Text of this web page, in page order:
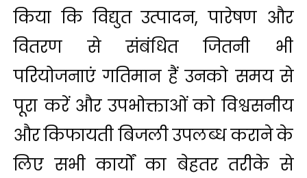
किया कि विद्युत उत्पादन, पारेषण और
वितरण से संबंधित जितनी भी
परियोजनाएं गतिमान हैं उनको समय से
पूरा करें और उपभोक्ताओं को विश्वसनीय
और किफायती बिजली उपलब्ध कराने के
लिए सभी कार्यों का बेहतर तरीके से